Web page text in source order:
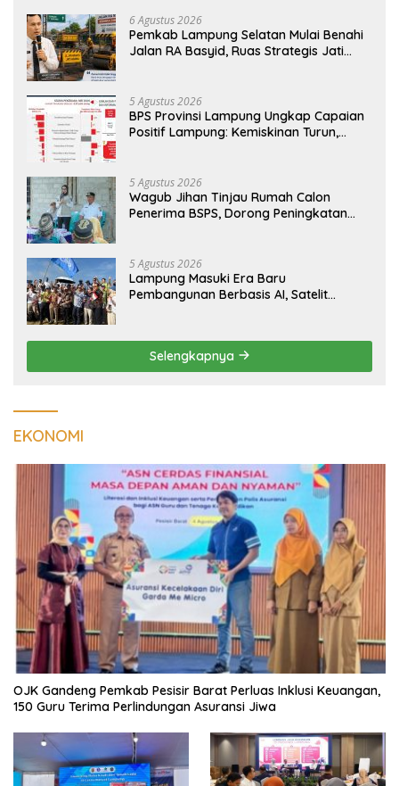
6 Agustus 2026
Pemkab Lampung Selatan Mulai Benahi
Jalan RA Basyid, Ruas Strategis Jati
5 Agustus 2026
BPS Provinsi Lampung Ungkap Capaian
Positif Lampung: Kemiskinan Turun,
5 Agustus 2026
Wagub Jihan Tinjau Rumah Calon
Penerima BSPS, Dorong Peningkatan
5 Agustus 2026
Lampung Masuki Era Baru
Pembangunan Berbasis AI, Satelit
Selengkapnya
EKONOMI
OJK Gandeng Pemkab Pesisir Barat Perluas Inklusi Keuangan,
150 Guru Terima Perlindungan Asuransi Jiwa